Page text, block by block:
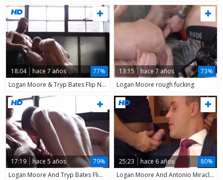
18:04 hace 7 años
77%
Logan Moore & Tryp Bates Flip Nail
13:15 hace 7 años
73%
Logan Moore rough fucking
17:19 hace 5 años
79%
Logan Moore And Tryp Bates Flip poke
25:23 hace 6 años
80%
Logan Moore And Antonio Miracle (CC)